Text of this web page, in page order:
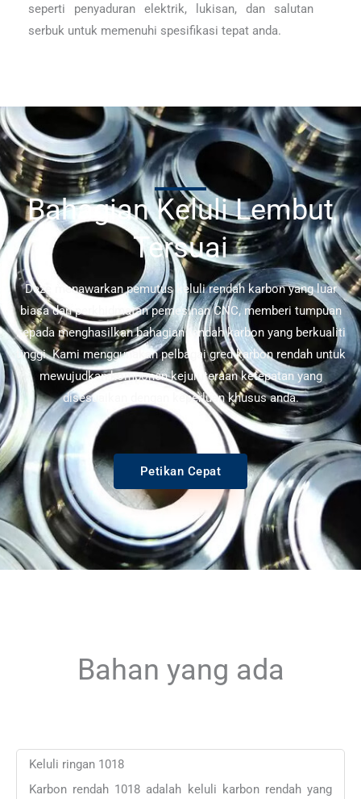
seperti penyaduran elektrik, lukisan, dan salutan
serbuk untuk memenuhi spesifikasi tepat anda.
Bahagian Keluli Lembut
Tersuai
Deze menawarkan pemutus keluli rendah karbon yang luar
biasa dan perkhidmatan pemesinan CNC, memberi tumpuan
kepada menghasilkan bahagian rendah karbon yang berkualiti
tinggi. Kami menggunakan pelbagai gred karbon rendah untuk
mewujudkan komponen kejuruteraan ketepatan yang
disesuaikan dengan keperluan khusus anda.
Petikan Cepat
Bahan yang ada
Keluli ringan 1018
Karbon rendah 1018 adalah keluli karbon rendah yang